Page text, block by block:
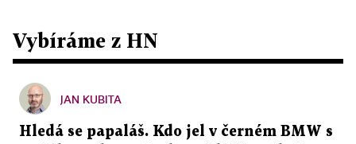
Vybíráme z HN
JAN KUBITA
Hledá se papaláš. Kdo jel v černém BMW s